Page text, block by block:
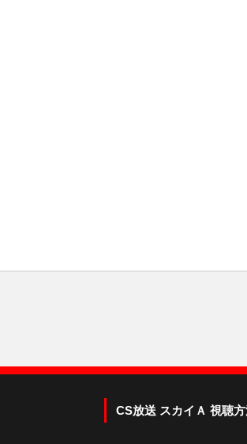
CS放送 スカイＡ 視聴